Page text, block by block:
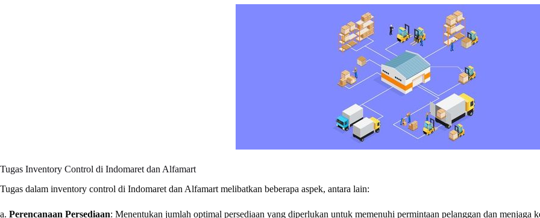
Tugas Inventory Control di Indomaret dan Alfamart
Tugas dalam inventory control di Indomaret dan Alfamart melibatkan beberapa aspek, antara lain:
a. Perencanaan Persediaan: Menentukan jumlah optimal persediaan yang diperlukan untuk memenuhi permintaan pelanggan dan menjaga